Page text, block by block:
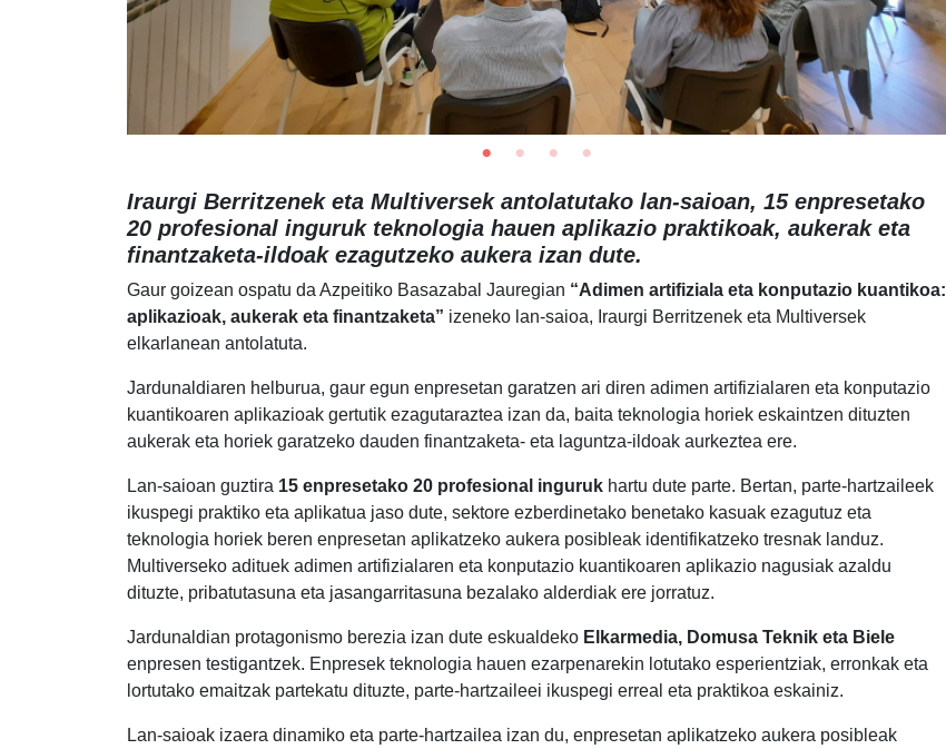
Iraurgi Berritzenek eta Multiversek antolatutako lan-saioan, 15 enpresetako
20 profesional inguruk teknologia hauen aplikazio praktikoak, aukerak eta
finantzaketa-ildoak ezagutzeko aukera izan dute.
Gaur goizean ospatu da Azpeitiko Basazabal Jauregian “Adimen artifiziala eta konputazio kuantikoa:
aplikazioak, aukerak eta finantzaketa” izeneko lan-saioa, Iraurgi Berritzenek eta Multiversek
elkarlanean antolatuta.
Jardunaldiaren helburua, gaur egun enpresetan garatzen ari diren adimen artifizialaren eta konputazio
kuantikoaren aplikazioak gertutik ezagutaraztea izan da, baita teknologia horiek eskaintzen dituzten
aukerak eta horiek garatzeko dauden finantzaketa- eta laguntza-ildoak aurkeztea ere.
Lan-saioan guztira 15 enpresetako 20 profesional inguruk hartu dute parte. Bertan, parte-hartzaileek
ikuspegi praktiko eta aplikatua jaso dute, sektore ezberdinetako benetako kasuak ezagutuz eta
teknologia horiek beren enpresetan aplikatzeko aukera posibleak identifikatzeko tresnak landuz.
Multiverseko adituek adimen artifizialaren eta konputazio kuantikoaren aplikazio nagusiak azaldu
dituzte, pribatutasuna eta jasangarritasuna bezalako alderdiak ere jorratuz.
Jardunaldian protagonismo berezia izan dute eskualdeko Elkarmedia, Domusa Teknik eta Biele
enpresen testigantzek. Enpresek teknologia hauen ezarpenarekin lotutako esperientziak, erronkak eta
lortutako emaitzak partekatu dituzte, parte-hartzaileei ikuspegi erreal eta praktikoa eskainiz.
Lan-saioak izaera dinamiko eta parte-hartzailea izan du, enpresetan aplikatzeko aukera posibleak